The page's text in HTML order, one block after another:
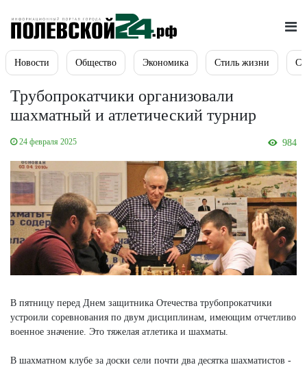
Новости Общество Экономика Стиль жизни
Трубопрокатчики организовали
шахматный и атлетический турнир
24 февраля 2025 984
В пятницу перед Днем защитника Отечества трубопрокатчики
устроили соревнования по двум дисциплинам, имеющим отчетливо
военное значение. Это тяжелая атлетика и шахматы.
В шахматном клубе за доски сели почти два десятка шахматистов -